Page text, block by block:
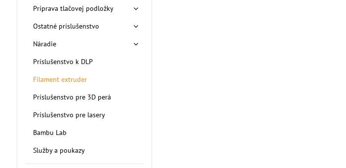
Príprava tlačovej podložky
Ostatné príslušenstvo
Náradie
Príslušenstvo k DLP
Filament extruder
Príslušenstvo pre 3D perá
Príslušenstvo pre lasery
Bambu Lab
Služby a poukazy